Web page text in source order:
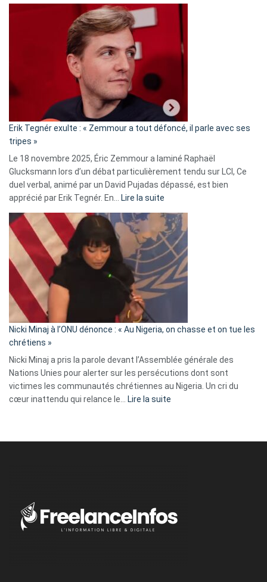
Vassal
d’alliance
secrète
«
C’est
fake
news
»
Erik Tegnér exulte : « Zemmour a tout défoncé, il parle avec ses
tripes »
Le 18 novembre 2025, Éric Zemmour a laminé Raphaël
Glucksmann lors d’un débat particulièrement tendu sur LCI, Ce
duel verbal, animé par un David Pujadas dépassé, est bien
apprécié par Erik Tegnér. En… Lire la suite
Erik
Tegnér
exulte
:
« Zemmour
a
tout
parle
ses
tripes »
Nicki Minaj à l’ONU dénonce : « Au Nigeria, on chasse et on tue les
chrétiens »
Nicki Minaj a pris la parole devant l’Assemblée générale des
Nations Unies pour alerter sur les persécutions dont sont
victimes les communautés chrétiennes au Nigeria. Un cri du
cœur inattendu qui relance le… Lire la suite
Nigeria,